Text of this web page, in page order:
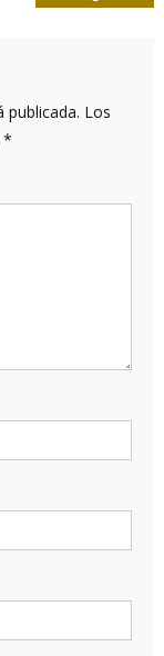
publicada. Los
*